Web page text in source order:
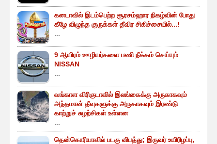
கனடாவில் இடம்பெற்ற சூரசம்ஹார நிகழ்வின் போது
கீழே விழுந்த குருக்கள் தீவிர சிகிச்சையில்...!
9 ஆயிரம் ஊழியர்களை பணி நீக்கம் செய்யும்
NISSAN
வங்காள விரிகுடாவில் இலங்கைக்கு அருகாகவும்
அந்தமான் தீவுகளுக்கு அருகாகவும் இரண்டு
காற்றுச் சுழற்சிகள் உள்ளன
தென்கொரியாவில் படகு விபத்து; இருவர் உயிரிழப்பு,